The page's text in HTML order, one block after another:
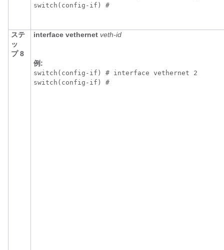
switch(config-if) #
ステ
ッ
プ 8
interface vethernet veth-id
例:
switch(config-if) # interface vethernet 2
switch(config-if) #